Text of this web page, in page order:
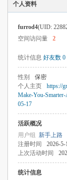
个人资料
furrod4(UID:
空间访问量
2
统计信息 好友数 0
性别 保密
个人主页
https://
Make-You-
05-17
活跃概况
用户组 新手上路
注册时间
2026-5-
上次活动时间
统计信息